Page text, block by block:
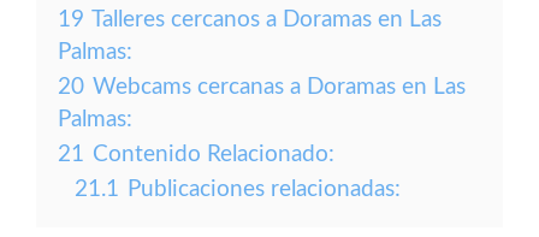
19 Talleres cercanos a Doramas en Las
Palmas:
20 Webcams cercanas a Doramas en Las
Palmas:
21 Contenido Relacionado:
21.1 Publicaciones relacionadas: